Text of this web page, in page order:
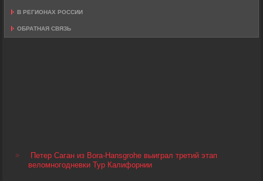
В РЕГИОНАХ РОССИИ
ОБРАТНАЯ СВЯЗЬ
Петер Саган из Bora-Hansgrohe выиграл третий этап
веломногодневки Тур Калифорнии